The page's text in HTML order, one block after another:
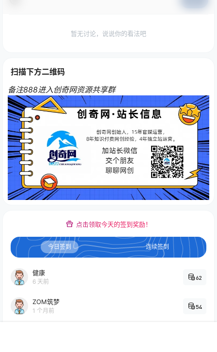
暂无讨论，说说你的看法吧
扫描下方二维码
备注888进入创奇网资源共享群
点击领取今天的签到奖励！
今日签到 连续签到
健康
6 天前
62
ZOM筑梦
1 个月前
54